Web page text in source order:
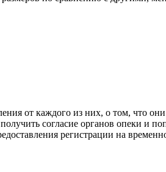
от каждого из них, о том, что
согласие органов опеки и
регистрации на